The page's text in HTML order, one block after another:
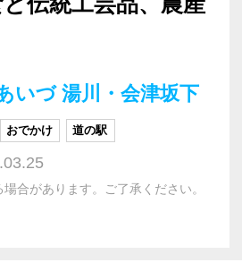
いづ 湯川・会津坂下
おでかけ 道の駅
合があります。ご了承ください。